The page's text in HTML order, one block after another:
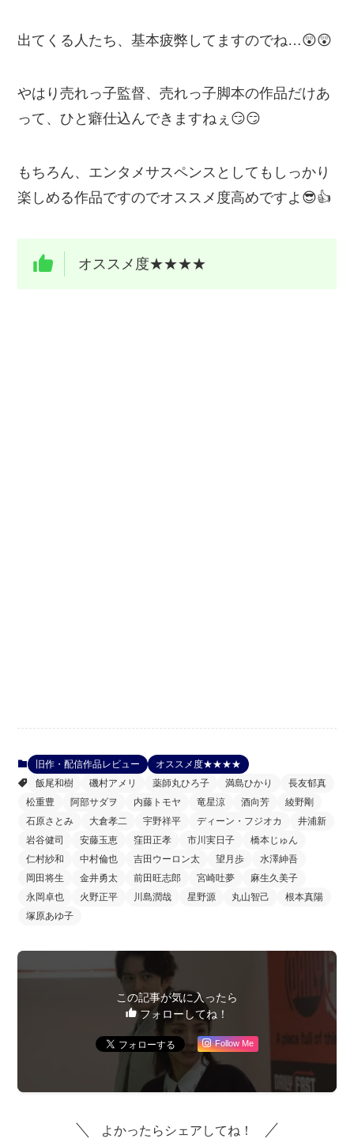
出てくる人たち、基本疲弊してますのでね…😲😲
やはり売れっ子監督、売れっ子脚本の作品だけあ
って、ひと癖仕込んできますねぇ😏😏
もちろん、エンタメサスペンスとしてもしっかり
楽しめる作品ですのでオススメ度高めですよ😎👍
オススメ度★★★★
旧作・配信作品レビュー
オススメ度★★★★
飯尾和樹
磯村アメリ 薬師丸ひろ子 満島ひかり
長友郁真
松重豊
阿部サダヲ 内藤トモヤ 竜星涼 酒向芳
綾野剛
石原さとみ
大倉孝二 宇野祥平 ディーン・フジオカ
井浦新
岩谷健司
安藤玉恵 窪田正孝 市川実日子
橋本じゅん
仁村紗和
中村倫也 吉田ウーロン太 望月歩
水澤紳吾
岡田将生
金井勇太 前田旺志郎 宮崎吐夢
麻生久美子
永岡卓也
火野正平 川島潤哉 星野源 丸山智己
根本真陽
塚原あゆ子
この記事が気に入ったら
フォローしてね！
Follow Me
よかったらシェアしてね！